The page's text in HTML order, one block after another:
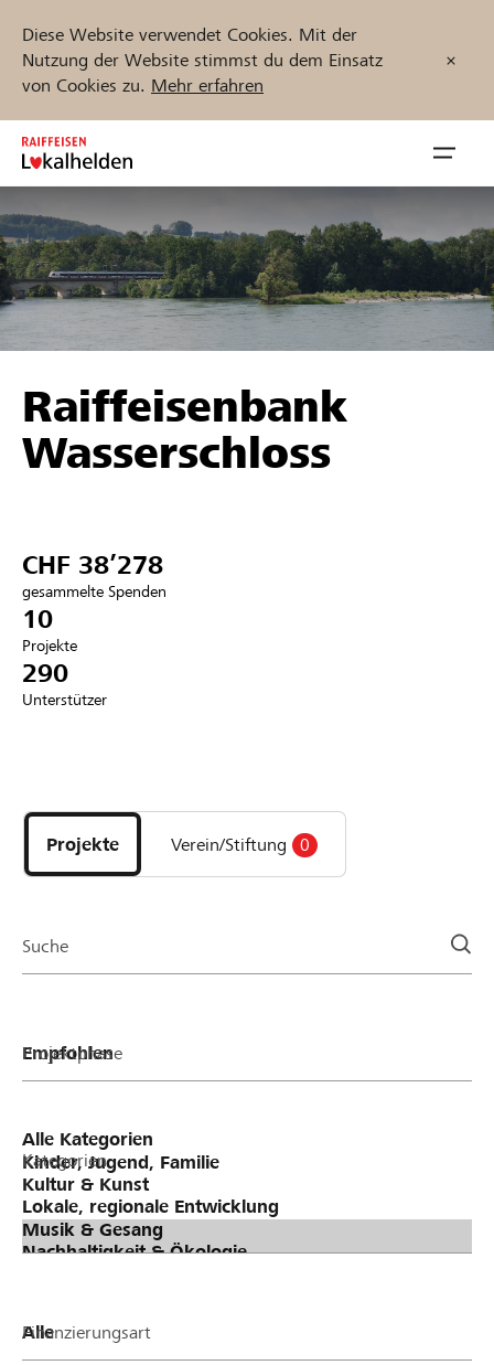
Diese Website verwendet Cookies. Mit der
Nutzung der Website stimmst du dem Einsatz
von Cookies zu. Mehr erfahren
Zum
Inhalt
springen
öffnen
Unterstützen
Hilfe & Support
Anmelden
Projekte und Organisationen finden
Jetzt starten
DE FR IT
Raiffeisenbank
Wasserschloss
CHF 38’278
gesammelte Spenden
10
Projekte
290
Unterstützer
Projekte
und
Organisationen
Projekte Verein/Stiftung 0
Suche
Projektphase
Kategorien
Finanzierungsart